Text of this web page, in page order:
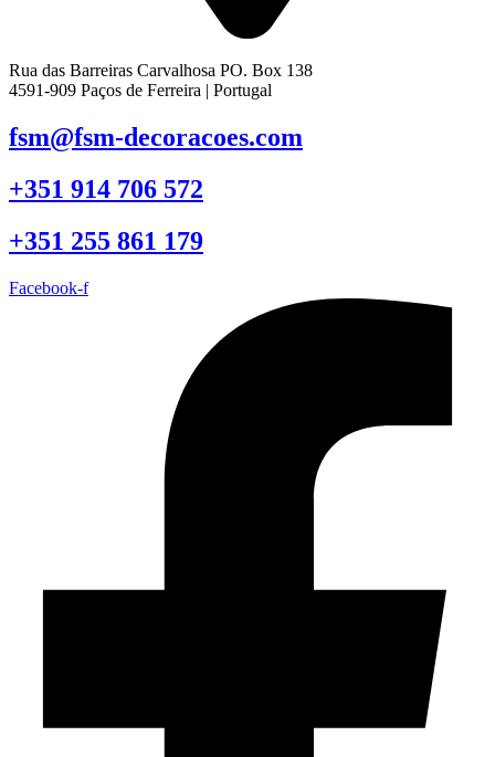
Rua das Barreiras Carvalhosa PO. Box 138
4591-909 Paços de Ferreira | Portugal
fsm@fsm-decoracoes.com
+351 914 706 572
+351 255 861 179
Facebook-f